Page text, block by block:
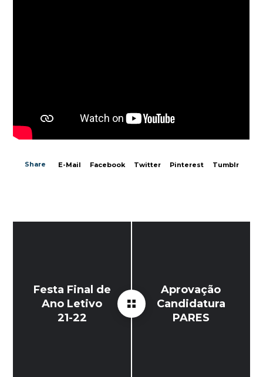
Share E-Mail Facebook Twitter Pinterest Tumblr
Festa Final de
Ano Letivo
21-22
Aprovação
Candidatura
PARES